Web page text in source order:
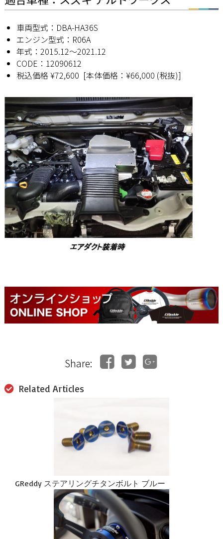
車両型式：DBA-HA36S
エンジン型式：R06A
年式：2015.12〜2021.12
CODE：12090612
税込価格 ¥72,600 [本体価格：¥66,000 (税抜)]
Share:
Related Articles
GReddy ステアリングチタンボルト ブルー